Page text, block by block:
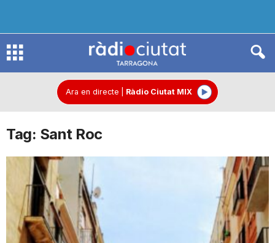
R
d
o
Ara en directe Ràdio Ciutat MIX
Tag: Sant Roc